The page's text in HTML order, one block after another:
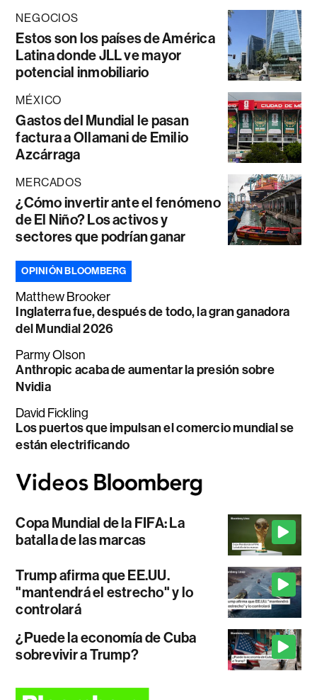
NEGOCIOS
Estos son los países de América
Latina donde JLL ve mayor
potencial inmobiliario
MÉXICO
Gastos del Mundial le pasan
factura a Ollamani de Emilio
Azcárraga
MERCADOS
¿Cómo invertir ante el fenómeno
de El Niño? Los activos y
sectores que podrían ganar
OPINIÓN BLOOMBERG
Matthew Brooker
Inglaterra fue, después de todo, la gran ganadora
del Mundial 2026
Parmy Olson
Anthropic acaba de aumentar la presión sobre
Nvidia
David Fickling
Los puertos que impulsan el comercio mundial se
están electrificando
Copa Mundial de la FIFA: La
batalla de las marcas
Trump afirma que EE.UU.
"mantendrá el estrecho" y lo
controlará
¿Puede la economía de Cuba
sobrevivir a Trump?